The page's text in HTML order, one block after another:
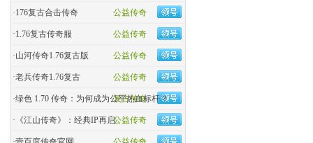
公益传奇
·176复古合击传奇
公益传奇
·1.76复古传奇服
公益传奇
·山河传奇1.76复古版
公益传奇
·老兵传奇1.76复古
复古传奇
·绿色 1.70 传奇：为何成为公平热血标杆？
公益传奇
· 《江山传奇》：经典IP再启